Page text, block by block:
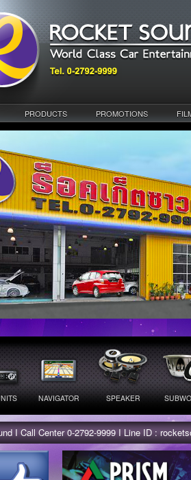
PRODUCTS PROMOTIONS
NAVIGATOR SPEAKER
I Call Center 0-2792-9999 I Line ID :